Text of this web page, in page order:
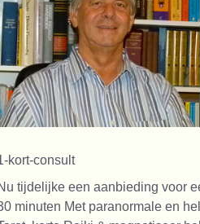
kort-consult
tijdelijke een aanbieding voor
minuten Met paranormale en